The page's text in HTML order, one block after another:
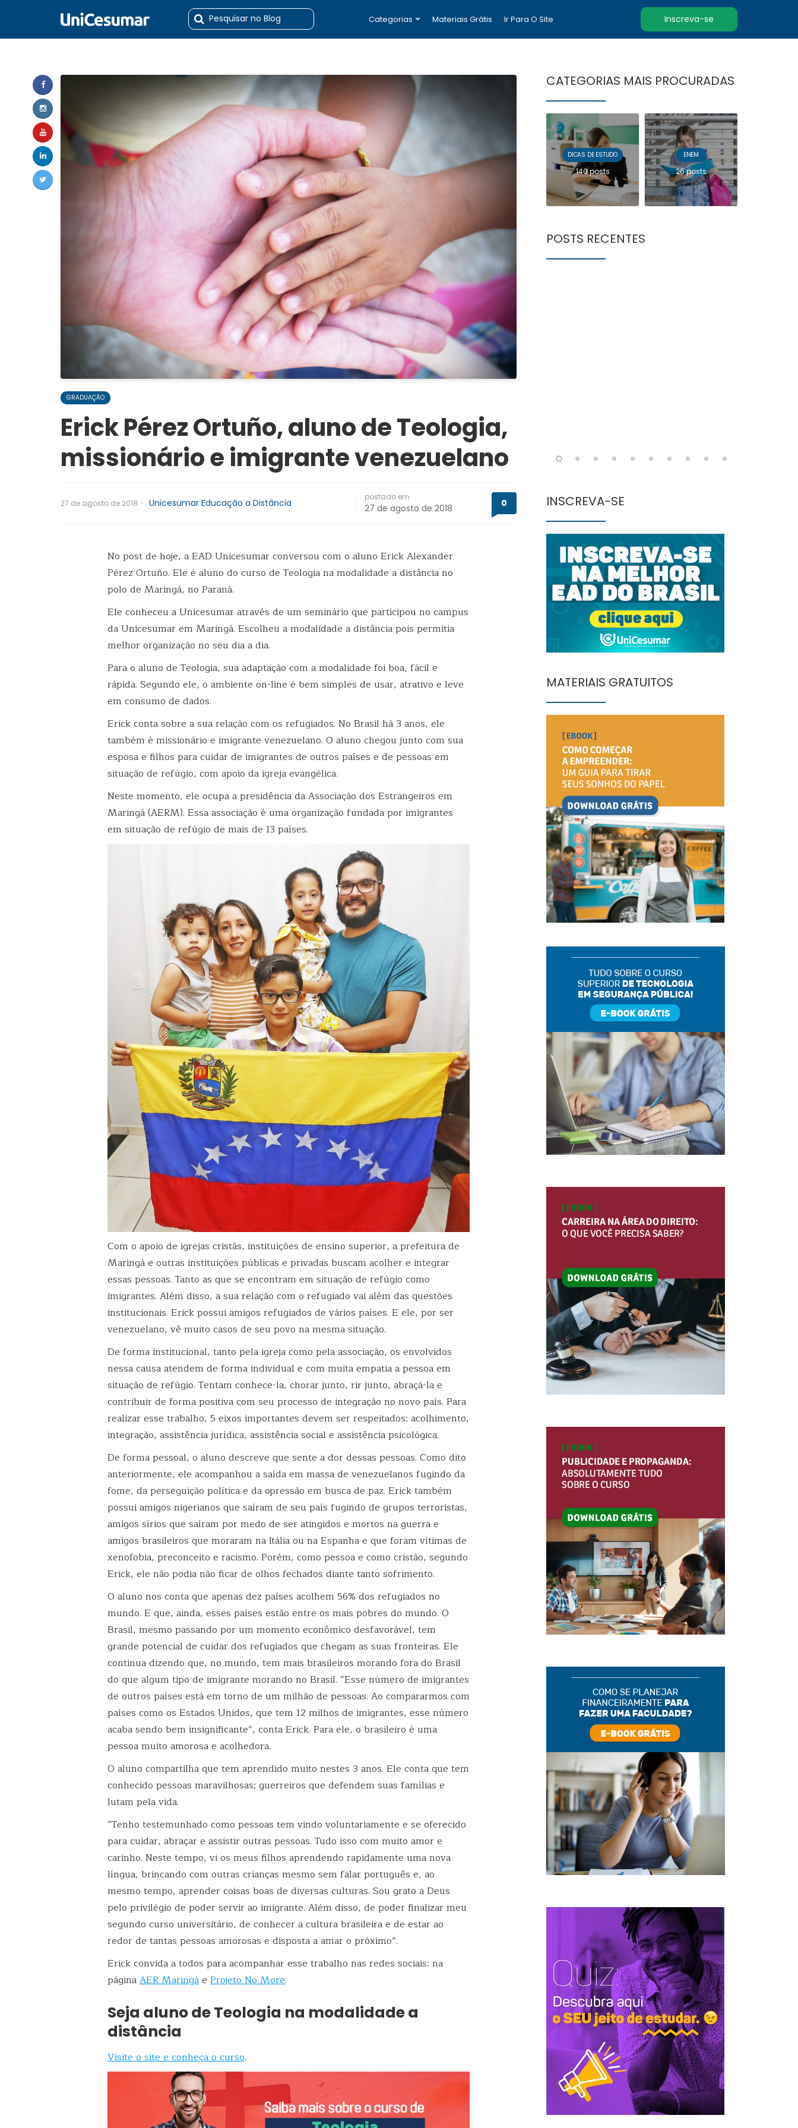
Categorias Materiais Grátis Ir Para O Site Inscreva-se
GRADUAÇÃO
Erick Pérez Ortuño, aluno de Teologia,
missionário e imigrante venezuelano
27 de agosto de 2018 · Unicesumar Educação a Distância
postado em
27 de agosto de 2018 0
No post de hoje, a EAD Unicesumar conversou com o aluno Erick Alexander
Pérez Ortuño. Ele é aluno do curso de Teologia na modalidade a distância no
polo de Maringá, no Paraná.
Ele conheceu a Unicesumar através de um seminário que participou no campus
da Unicesumar em Maringá. Escolheu a modalidade a distância pois permitia
melhor organização no seu dia a dia.
Para o aluno de Teologia, sua adaptação com a modalidade foi boa, fácil e
rápida. Segundo ele, o ambiente on-line é bem simples de usar, atrativo e leve
em consumo de dados.
Erick conta sobre a sua relação com os refugiados. No Brasil há 3 anos, ele
também é missionário e imigrante venezuelano. O aluno chegou junto com sua
esposa e filhos para cuidar de imigrantes de outros países e de pessoas em
situação de refúgio, com apoio da igreja evangélica.
Neste momento, ele ocupa a presidência da Associação dos Estrangeiros em
Maringá (AERM). Essa associação é uma organização fundada por imigrantes
em situação de refúgio de mais de 13 países.
Com o apoio de igrejas cristãs, instituições de ensino superior, a prefeitura de
Maringá e outras instituições públicas e privadas buscam acolher e integrar
essas pessoas. Tanto as que se encontram em situação de refúgio como
imigrantes. Além disso, a sua relação com o refugiado vai além das questões
institucionais. Erick possui amigos refugiados de vários países. E ele, por ser
venezuelano, vê muito casos de seu povo na mesma situação.
De forma institucional, tanto pela igreja como pela associação, os envolvidos
nessa causa atendem de forma individual e com muita empatia a pessoa em
situação de refúgio. Tentam conhece-la, chorar junto, rir junto, abraçá-la e
contribuir de forma positiva com seu processo de integração no novo país. Para
realizar esse trabalho, 5 eixos importantes devem ser respeitados: acolhimento,
integração, assistência jurídica, assistência social e assistência psicológica.
De forma pessoal, o aluno descreve que sente a dor dessas pessoas. Como dito
anteriormente, ele acompanhou a saída em massa de venezuelanos fugindo da
fome, da perseguição política e da opressão em busca de paz. Erick também
possui amigos nigerianos que saíram de seu país fugindo de grupos terroristas,
amigos sírios que saíram por medo de ser atingidos e mortos na guerra e
amigos brasileiros que moraram na Itália ou na Espanha e que foram vítimas de
xenofobia, preconceito e racismo. Porém, como pessoa e como cristão, segundo
Erick, ele não podia não ficar de olhos fechados diante tanto sofrimento.
O aluno nos conta que apenas dez países acolhem 56% dos refugiados no
mundo. E que, ainda, esses países estão entre os mais pobres do mundo. O
Brasil, mesmo passando por um momento econômico desfavorável, tem
grande potencial de cuidar dos refugiados que chegam as suas fronteiras. Ele
continua dizendo que, no mundo, tem mais brasileiros morando fora do Brasil
do que algum tipo de imigrante morando no Brasil. “Esse número de imigrantes
de outros países está em torno de um milhão de pessoas. Ao compararmos com
países como os Estados Unidos, que tem 12 milhos de imigrantes, esse número
acaba sendo bem insignificante”, conta Erick. Para ele, o brasileiro é uma
pessoa muito amorosa e acolhedora.
O aluno compartilha que tem aprendido muito nestes 3 anos. Ele conta que tem
conhecido pessoas maravilhosas; guerreiros que defendem suas famílias e
lutam pela vida.
“Tenho testemunhado como pessoas tem vindo voluntariamente e se oferecido
para cuidar, abraçar e assistir outras pessoas. Tudo isso com muito amor e
carinho. Neste tempo, vi os meus filhos aprendendo rapidamente uma nova
língua, brincando com outras crianças mesmo sem falar português e, ao
mesmo tempo, aprender coisas boas de diversas culturas. Sou grato a Deus
pelo privilégio de poder servir ao imigrante. Além disso, de poder finalizar meu
segundo curso universitário, de conhecer a cultura brasileira e de estar ao
redor de tantas pessoas amorosas e disposta a amar o próximo”.
Erick convida a todos para acompanhar esse trabalho nas redes sociais: na
páginaAER Maringáe Projeto No More.
Seja aluno de Teologia na modalidade a
distância
Visite o site e conheça o curso.
CATEGORIAS MAIS PROCURADAS
DICAS DE ESTUDO
140 posts
ENEM
26 posts
POSTS RECENTES
INSCREVA-SE
MATERIAIS GRATUITOS